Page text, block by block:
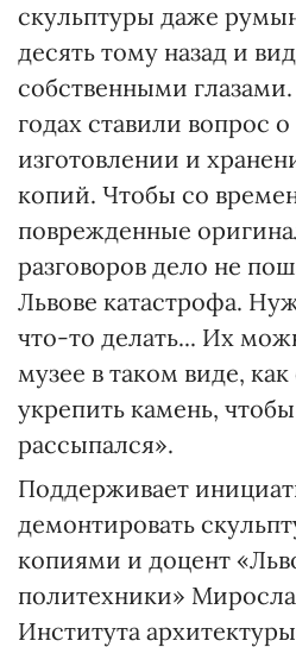
скульптуры даже
десять тому назад и
собственными
годах ставили вопрос
изготовлении и
копий. Чтобы со
поврежденные
разговоров дело не
Львове катастрофа.
что-то делать... Их
музее в таком виде,
укрепить камень,
рассыпался».
Поддерживает
демонтировать
копиями и доцент
политехники»
Института